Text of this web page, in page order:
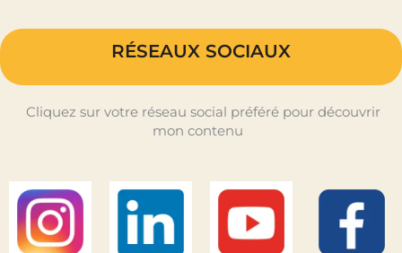
RÉSEAUX SOCIAUX
Cliquez sur votre réseau social préféré pour découvrir
mon contenu